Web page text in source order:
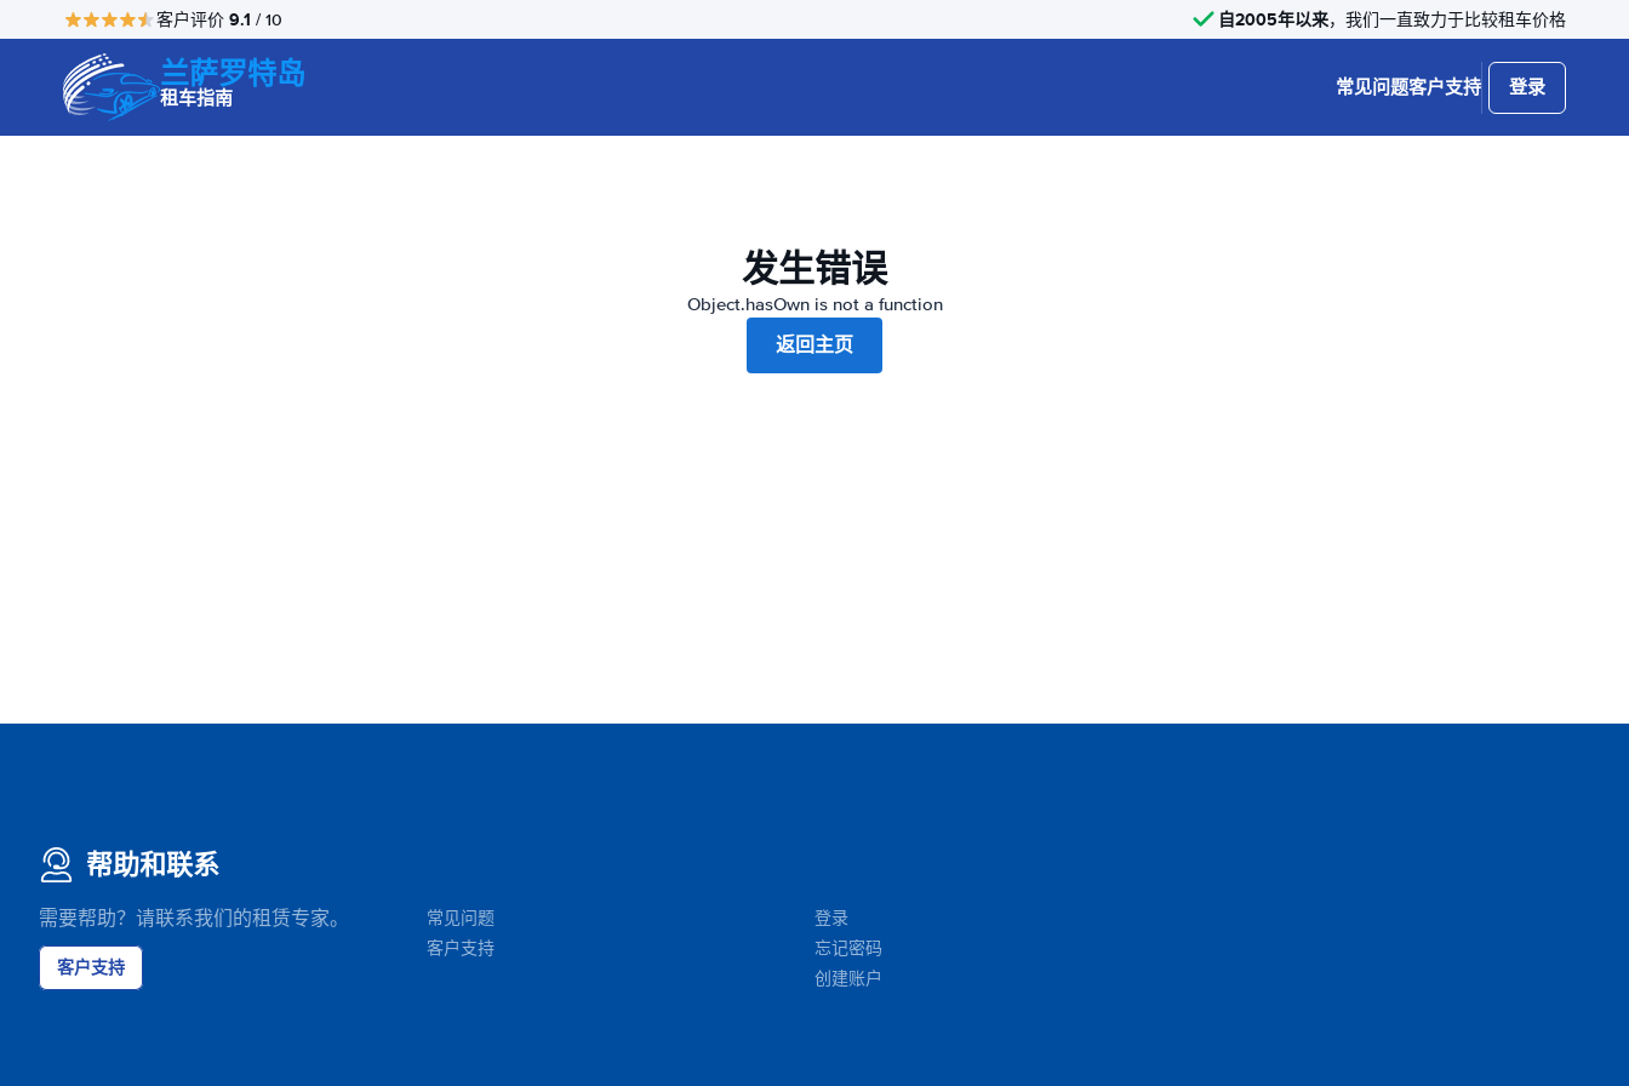
客户评价 9.1 / 10 自2005年以来，我们一直致力于比较租车价格
兰萨罗特岛
租车指南 常见问题客户支持 登录
发生错误
Object.hasOwn is not a function
返回主页
帮助和联系
需要帮助？请联系我们的租赁专家。
客户支持
常见问题
客户支持
登录
忘记密码
创建账户